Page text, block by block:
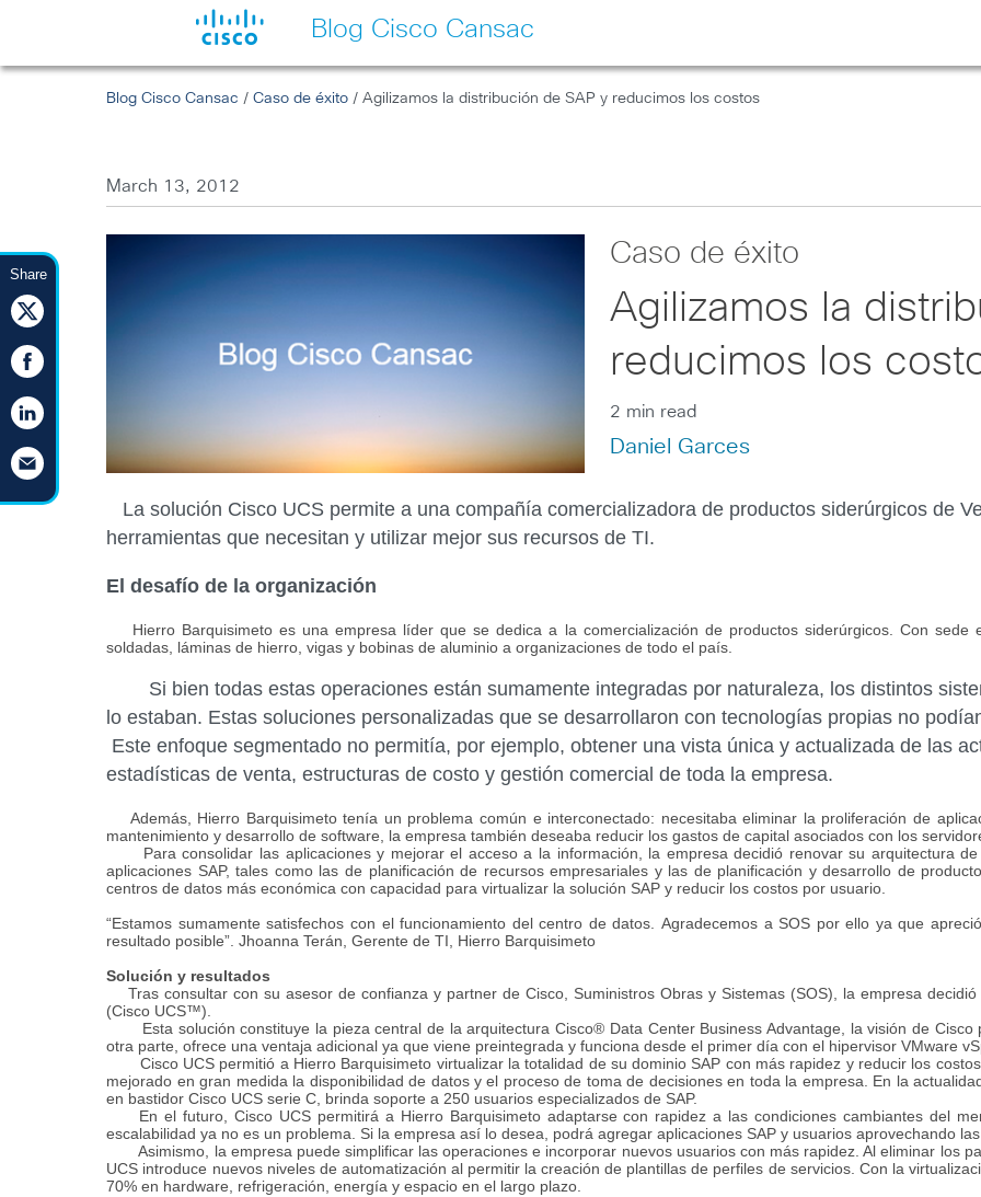
Blog Cisco Cansac
Share
Blog Cisco Cansac /Caso de éxito / Agilizamos la distribución de SAP y reducimos los costos
March 13, 2012
Caso de éxito
Agilizamos la
reducimos los
2 min read
Daniel Garces
La solución Cisco UCS permite a una compañía comercializadora de productos siderúrgicos de
herramientas que necesitan y utilizar mejor sus recursos de TI.
El desafío de la organización
Hierro Barquisimeto es una empresa líder que se dedica a la comercialización de productos siderúrgicos. Con sede
soldadas, láminas de hierro, vigas y bobinas de aluminio a organizaciones de todo el país.
Si bien todas estas operaciones están sumamente integradas por naturaleza, los distintos
lo estaban. Estas soluciones personalizadas que se desarrollaroncon tecnologías propias no
Este enfoque segmentado no permitía, por ejemplo, obtener una vista única y actualizada de las
estadísticas de venta, estructuras de costo y gestión comercial de toda la empresa.
Además, Hierro Barquisimeto tenía un problema común e interconectado: necesitaba eliminar la proliferación de
mantenimiento y desarrollo de software, la empresa también deseaba reducir los gastos de capital asociados con los
Para consolidar las aplicaciones y mejorar el acceso a la información, la empresa decidió renovar su arquitectura
aplicaciones SAP, tales como lasde planificación de recursos empresariales y las de planificación y desarrollo de
centros de datos más económica con capacidad para virtualizar la solución SAP y reducir los costos por usuario.
“Estamos sumamente satisfechos con el funcionamiento del centro de datos. Agradecemos a SOS por ello ya que
resultado posible”.Jhoanna Terán,Gerente de TI, Hierro Barquisimeto
Solución y resultados
Tras consultar con su asesor de confianza y partner de Cisco, Suministros Obras y Sistemas (SOS), la empresa
(Cisco UCS™).
Esta solución constituye la pieza central de la arquitectura Cisco® Data Center Business Advantage, la visión de Cisco
otra parte, ofrece una ventajaadicional ya que viene preintegrada y funciona desde el primer día conel hipervisor VMware
Cisco UCS permitió a Hierro Barquisimeto virtualizar la totalidad de su dominio SAP con más rapidez y reducir los
mejorado en gran medida la disponibilidad de datos y el proceso de toma de decisiones en toda la empresa. En la
en bastidor Cisco UCS serie C, brinda soporte a 250 usuarios especializados de SAP.
En el futuro, Cisco UCS permitirá a Hierro Barquisimeto adaptarse con rapidez a las condiciones cambiantes del
escalabilidad ya noes un problema. Si la empresa así lo desea, podrá agregar aplicaciones SAPy usuarios aprovechando
Asimismo, la empresa puede simplificar las operaciones e incorporar nuevos usuarios con más rapidez. Al eliminar los
UCS introduce nuevos niveles de automatización al permitir la creación de plantillas de perfiles de servicios. Con la
70% en hardware, refrigeración, energía y espacio en el largo plazo.